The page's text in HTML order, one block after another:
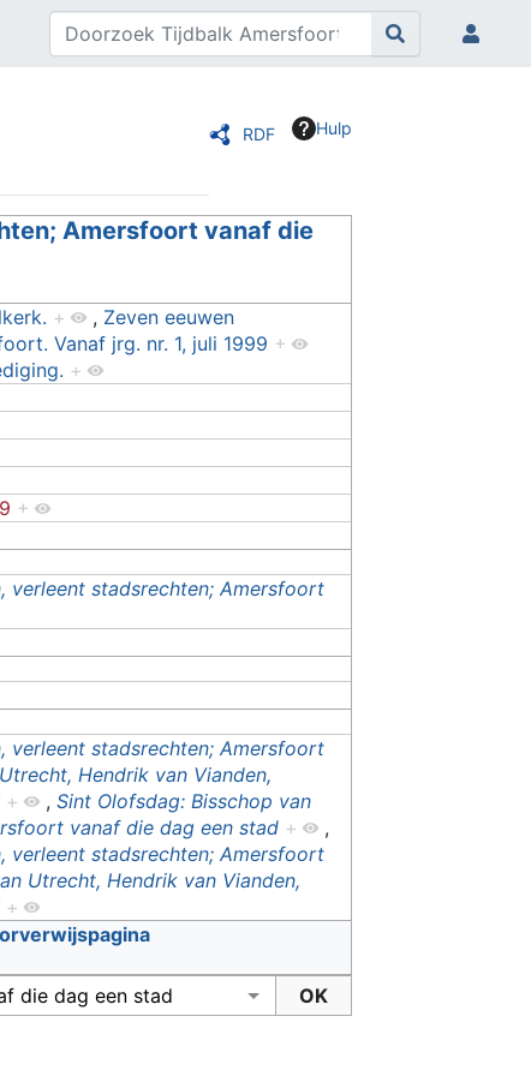
RDF Hulp
Amersfoort vanaf die
+ , Zeven eeuwen
Vanaf jrg. nr. 1, juli 1999 +
+
+
verleent stadsrechten; Amersfoort
verleent stadsrechten; Amersfoort
Hendrik van Vianden,
+ ,Sint Olofsdag: Bisschop van
vanaf die dag een stad +
,
verleent stadsrechten; Amersfoort
Utrecht, Hendrik van Vianden,
+